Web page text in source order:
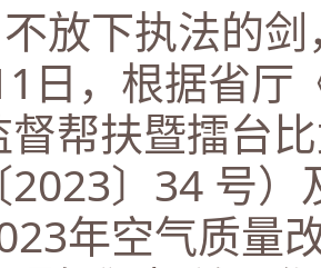
下执法的剑
，根据省厅
督帮扶暨擂台
〕34 号
年空气质量